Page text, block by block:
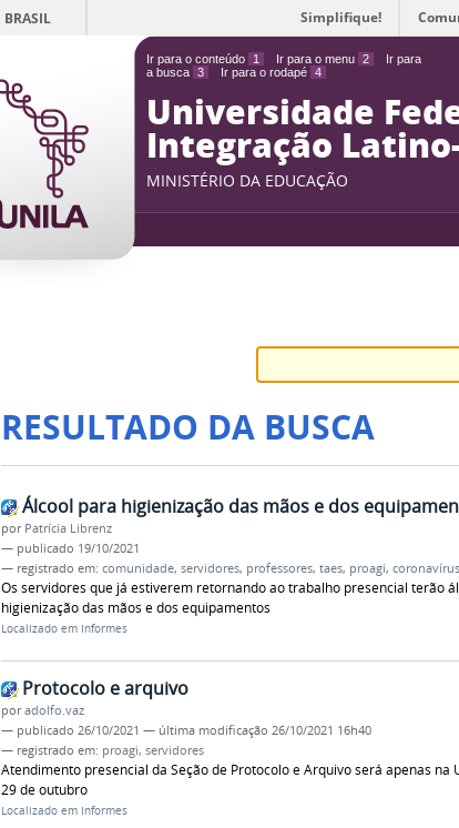
Ir para o conteúdo 1 Ir para o menu 2
Ir para
a busca 3 Ir para o rodapé 4
BRASIL Simplifique!
Universidade
Integração
MINISTÉRIO DA EDUCAÇÃO
RESULTADO DA BUSCA
Álcool para higienização das mãos e dos
por Patrícia Librenz
— publicado 19/10/2021
— registrado em: comunidade, servidores, professores, taes, proagi, coronavírus
Os servidores que já estiverem retornando ao trabalho presencial terão
higienização das mãos e dos equipamentos
Localizado em Informes
Protocolo e arquivo
poradolfo.vaz
— publicado 26/10/2021 — última modificação 26/10/2021 16h40
— registrado em: proagi, servidores
Atendimento presencial da Seção de Protocolo e Arquivo será apenas na
29 de outubro
Localizado em Informes